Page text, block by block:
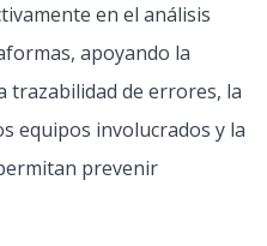
en el análisis
apoyando la
trazabilidad de errores, la
equipos involucrados y la
prevenir